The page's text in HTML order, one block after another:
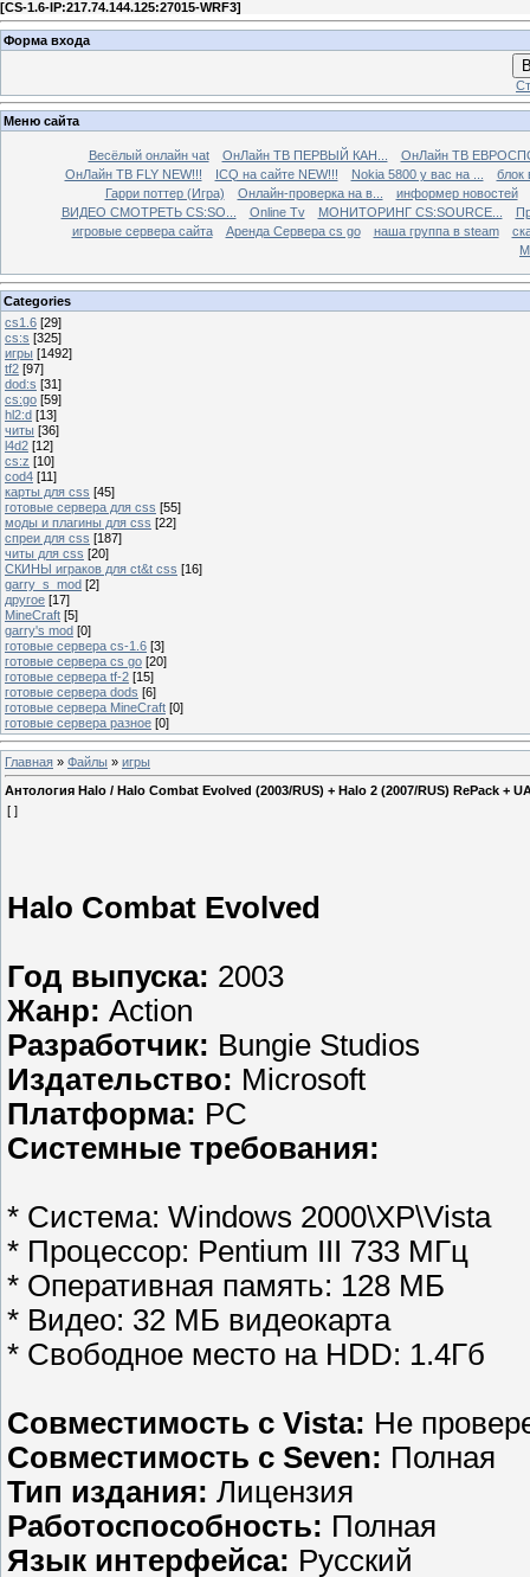
[CS-1.6-IP:217.74.144.125:27015-WRF3]
Форма входа
Меню сайта
Весёлый онлайн чаt ОнЛайн ТВ ПЕРВЫЙ КАН...
ОнЛайн ТВ
ОнЛайн ТВ FLY NEW!!!
ICQ на сайте NEW!!! Nokia 5800 у вас на ...
блок
Гарри поттер (Игра)
Онлайн-проверка на в...
информер новостей
ВИДЕО СМОТРЕТЬ CS:SO...
Online Tv МОНИТОРИНГ CS:SOURCE...
игровые сервера сайта
Аренда Сервера cs go наша группа в steam
Categories
cs1.6 [29]
cs:s [325]
игры [1492]
tf2 [97]
dod:s [31]
cs:go [59]
hl2:d [13]
читы [36]
l4d2 [12]
cs:z [10]
cod4 [11]
карты для css [45]
готовые сервера для css [55]
моды и плагины для css [22]
спреи для css [187]
читы для css [20]
СКИНЫ играков для ct&t css [16]
garry_s_mod [2]
другое [17]
MineCraft [5]
garry's mod [0]
готовые сервера cs-1.6 [3]
готовые сервера cs go [20]
готовые сервера tf-2 [15]
готовые сервера dods [6]
готовые сервера MineCraft [0]
готовые сервера разное [0]
Главная » Файлы » игры
Антология Halo / Halo Combat Evolved (2003/RUS) + Halo 2 (2007/RUS) RePack +
[ ]
Halo Combat Evolved
Год выпуска: 2003
Жанр: Action
Разработчик: Bungie Studios
Издательство: Microsoft
Платформа: PC
Системные требования:
* Система: Windows 2000\XP\Vista
* Процессор: Pentium III 733 МГц
* Оперативная память: 128 МБ
* Видео: 32 МБ видеокарта
* Свободное место на HDD: 1.4Гб
Совместимость с Vista: Не
Совместимость с Seven: Полная
Тип издания: Лицензия
Работоспособность: Полная
Язык интерфейса: Русский